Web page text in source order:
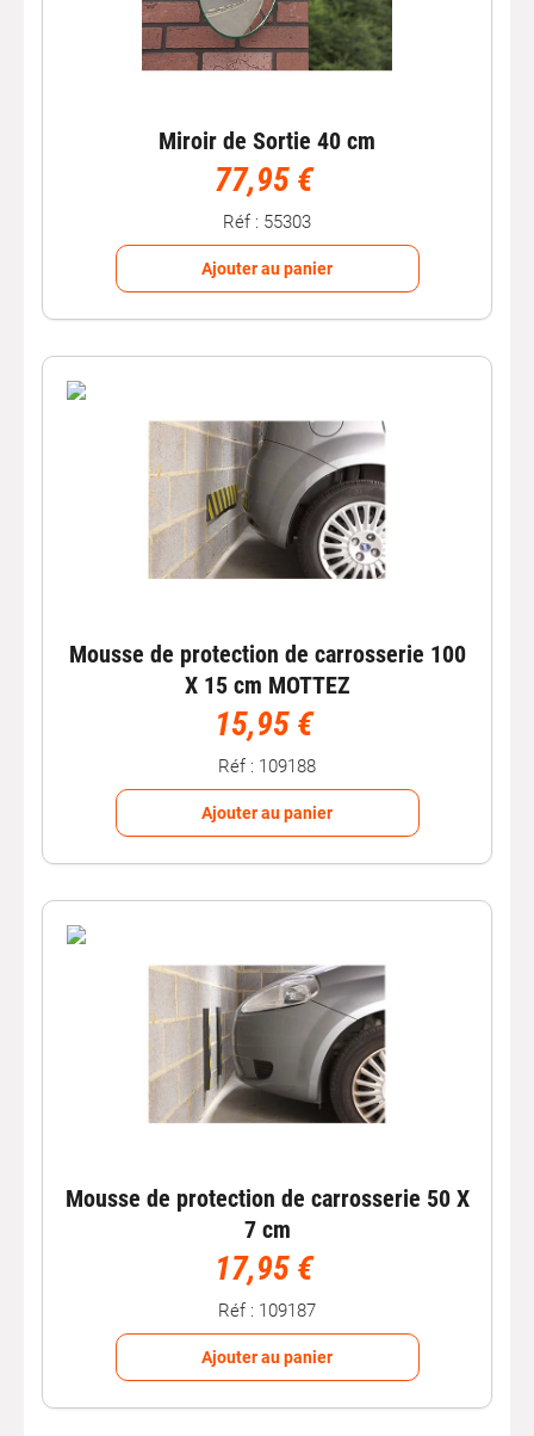
Miroir de Sortie 40 cm
77,95 €
Réf : 55303
Ajouter au panier
Mousse de protection de carrosserie 100
X 15 cm MOTTEZ
15,95 €
Réf : 109188
Ajouter au panier
Mousse de protection de carrosserie 50 X
7 cm
17,95 €
Réf : 109187
Ajouter au panier